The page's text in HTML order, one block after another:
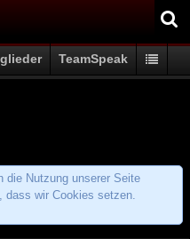
TeamSpeak
die Nutzung unserer Seite
dass wir Cookies setzen.